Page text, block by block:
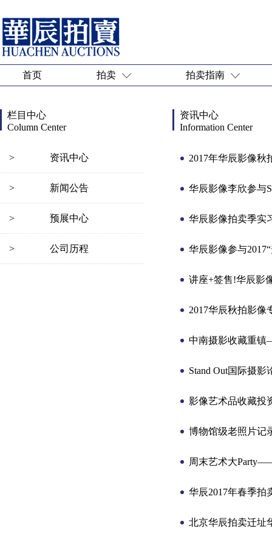
首页 拍卖 拍卖指南
栏目中心
Column Center
> 资讯中心
> 新闻公告
> 预展中心
> 公司历程
资讯中心
Information Center
2017年华辰影像秋
华辰影像李欣参与
华辰影像拍卖季实
华辰影像参与
讲座+签售!华辰影
2017华辰秋拍影像
中南摄影收藏重
Stand Out国际摄
影像艺术品收藏投
博物馆级老照片记
周末艺术大
华辰2017年春季拍
北京华辰拍卖迁址